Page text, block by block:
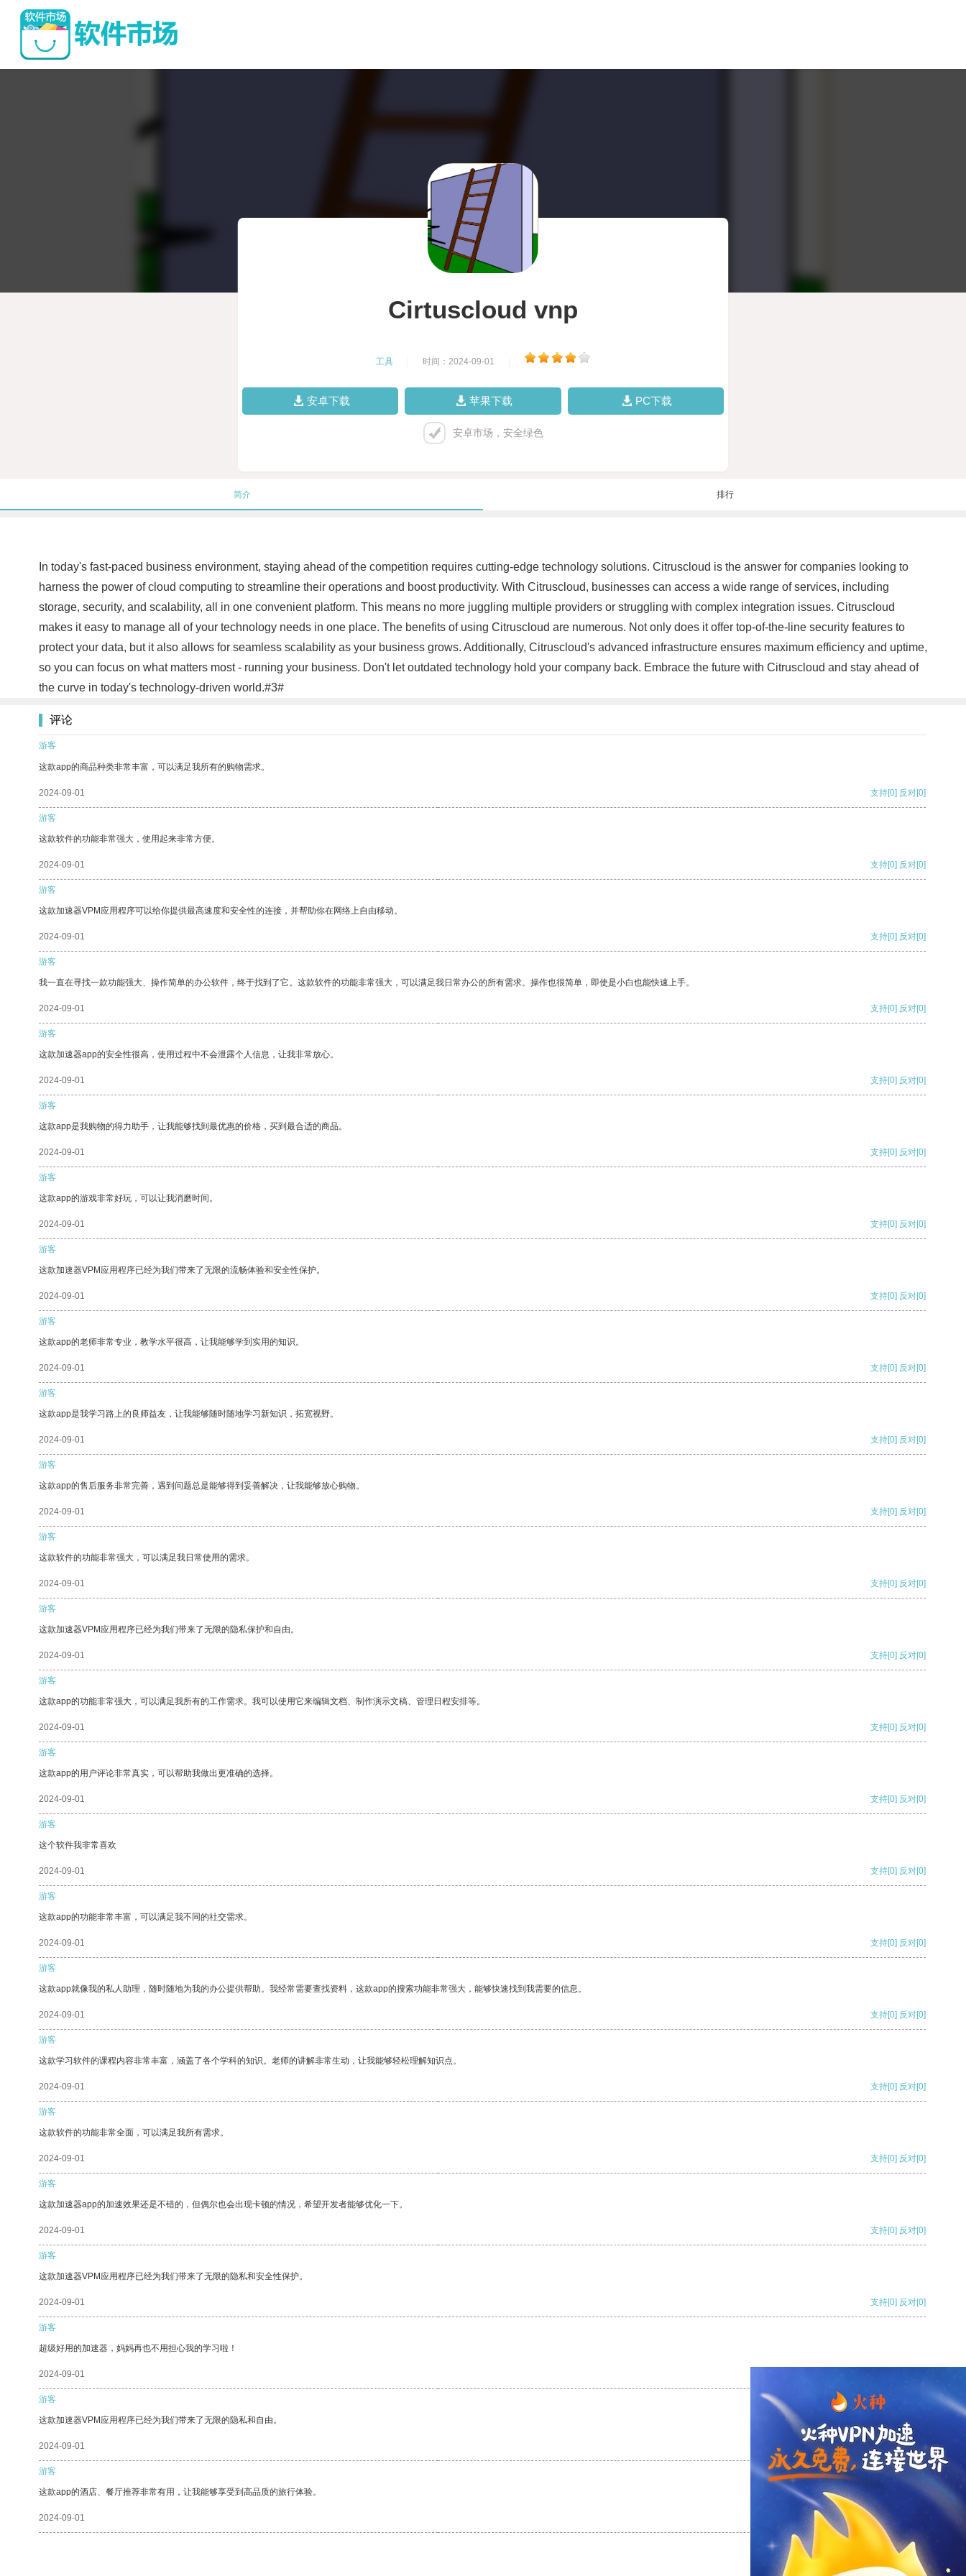
Cirtuscloud vnp
工具 时间：2024-09-01
安卓下载 苹果下载 PC下载
安卓市场，安全绿色
简介 排行
In today's fast-paced business environment, staying ahead of the competition requires cutting-edge technology solutions. Citruscloud is the answer for companies looking to
harness the power of cloud computing to streamline their operations and boost productivity. With Citruscloud, businesses can access a wide range of services, including
storage, security, and scalability, all in one convenient platform. This means no more juggling multiple providers or struggling with complex integration issues. Citruscloud
makes it easy to manage all of your technology needs in one place. The benefits of using Citruscloud are numerous. Not only does it offer top-of-the-line security features to
protect your data, but it also allows for seamless scalability as your business grows. Additionally, Citruscloud's advanced infrastructure ensures maximum efficiency and uptime,
so you can focus on what matters most - running your business. Don't let outdated technology hold your company back. Embrace the future with Citruscloud and stay ahead of
the curve in today's technology-driven world.#3#
评论
游客
这款app的商品种类非常丰富，可以满足我所有的购物需求。
2024-09-01 支持[0] 反对[0]
游客
这款软件的功能非常强大，使用起来非常方便。
2024-09-01 支持[0] 反对[0]
游客
这款加速器VPM应用程序可以给你提供最高速度和安全性的连接，并帮助你在网络上自由移动。
2024-09-01 支持[0] 反对[0]
游客
我一直在寻找一款功能强大、操作简单的办公软件，终于找到了它。这款软件的功能非常强大，可以满足我日常办公的所有需求。操作也很简单，即使是小白也能快速上手。
2024-09-01 支持[0] 反对[0]
游客
这款加速器app的安全性很高，使用过程中不会泄露个人信息，让我非常放心。
2024-09-01 支持[0] 反对[0]
游客
这款app是我购物的得力助手，让我能够找到最优惠的价格，买到最合适的商品。
2024-09-01 支持[0] 反对[0]
游客
这款app的游戏非常好玩，可以让我消磨时间。
2024-09-01 支持[0] 反对[0]
游客
这款加速器VPM应用程序已经为我们带来了无限的流畅体验和安全性保护。
2024-09-01 支持[0] 反对[0]
游客
这款app的老师非常专业，教学水平很高，让我能够学到实用的知识。
2024-09-01 支持[0] 反对[0]
游客
这款app是我学习路上的良师益友，让我能够随时随地学习新知识，拓宽视野。
2024-09-01 支持[0] 反对[0]
游客
这款app的售后服务非常完善，遇到问题总是能够得到妥善解决，让我能够放心购物。
2024-09-01 支持[0] 反对[0]
游客
这款软件的功能非常强大，可以满足我日常使用的需求。
2024-09-01 支持[0] 反对[0]
游客
这款加速器VPM应用程序已经为我们带来了无限的隐私保护和自由。
2024-09-01 支持[0] 反对[0]
游客
这款app的功能非常强大，可以满足我所有的工作需求。我可以使用它来编辑文档、制作演示文稿、管理日程安排等。
2024-09-01 支持[0] 反对[0]
游客
这款app的用户评论非常真实，可以帮助我做出更准确的选择。
2024-09-01 支持[0] 反对[0]
游客
这个软件我非常喜欢
2024-09-01 支持[0] 反对[0]
游客
这款app的功能非常丰富，可以满足我不同的社交需求。
2024-09-01 支持[0] 反对[0]
游客
这款app就像我的私人助理，随时随地为我的办公提供帮助。我经常需要查找资料，这款app的搜索功能非常强大，能够快速找到我需要的信息。
2024-09-01 支持[0] 反对[0]
游客
这款学习软件的课程内容非常丰富，涵盖了各个学科的知识。老师的讲解非常生动，让我能够轻松理解知识点。
2024-09-01 支持[0] 反对[0]
游客
这款软件的功能非常全面，可以满足我所有需求。
2024-09-01 支持[0] 反对[0]
游客
这款加速器app的加速效果还是不错的，但偶尔也会出现卡顿的情况，希望开发者能够优化一下。
2024-09-01 支持[0] 反对[0]
游客
这款加速器VPM应用程序已经为我们带来了无限的隐私和安全性保护。
2024-09-01 支持[0] 反对[0]
游客
超级好用的加速器，妈妈再也不用担心我的学习啦！
2024-09-01
游客
这款加速器VPM应用程序已经为我们带来了无限的隐私和自由。
2024-09-01 支持 [0] 反对 [0]
游客
这款app的酒店、餐厅推荐非常有用，让我能够享受到高品质的旅行体验。
2024-09-01 支持